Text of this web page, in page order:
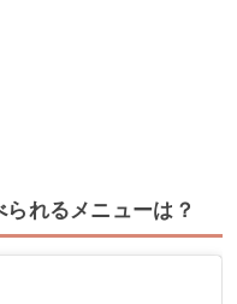
れるメニューは？